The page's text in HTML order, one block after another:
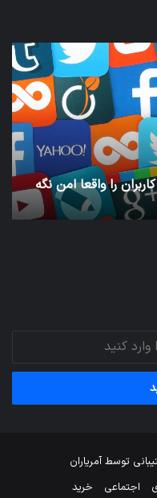
را واقعا امن نگه
اپل
توسطآمریاران
اجتماعی خرید